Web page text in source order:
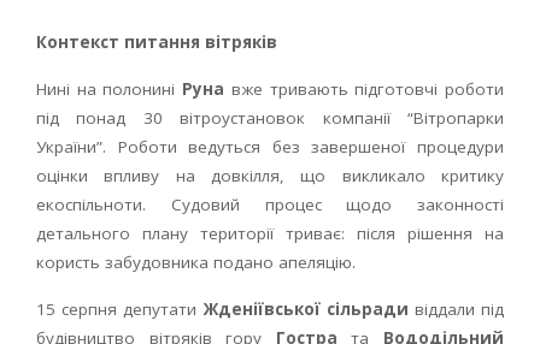
Контекст питання вітряків
Нині на полонині Руна вже тривають підготовчі роботи
під понад 30 вітроустановок компанії “Вітропарки
України”. Роботи ведуться без завершеної процедури
оцінки впливу на довкілля, що викликало критику
екоспільноти. Судовий процес щодо законності
детального плану території триває: після рішення на
користь забудовника подано апеляцію.
15 серпня депутати Жденіївської сільради віддали під
будівництво вітряків гору Гостра та Вододільний